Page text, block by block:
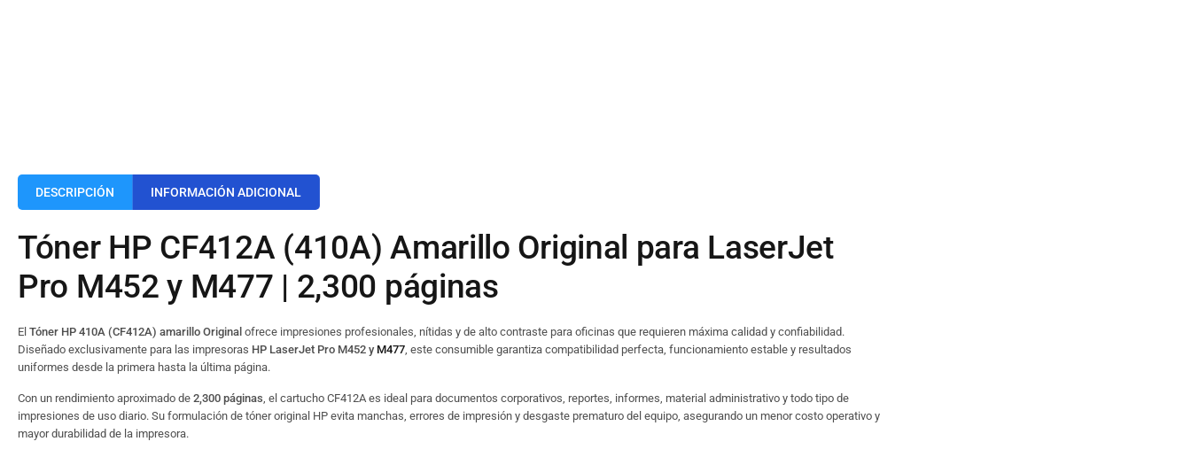
DESCRIPCIÓN INFORMACIÓN ADICIONAL
Tóner HP CF412A (410A) Amarillo Original para LaserJet
Pro M452 y M477 | 2,300 páginas
El Tóner HP 410A (CF412A) amarillo Original ofrece impresiones profesionales, nítidas y de alto contraste para oficinas que requieren máxima calidad y confiabilidad.
Diseñado exclusivamente para las impresoras HP LaserJet Pro M452 y M477, este consumible garantiza compatibilidad perfecta, funcionamiento estable y resultados
uniformes desde la primera hasta la última página.
Con un rendimiento aproximado de 2,300 páginas, el cartucho CF412A es ideal para documentos corporativos, reportes, informes, material administrativo y todo tipo de
impresiones de uso diario. Su formulación de tóner original HP evita manchas, errores de impresión y desgaste prematuro del equipo, asegurando un menor costo operativo y
mayor durabilidad de la impresora.